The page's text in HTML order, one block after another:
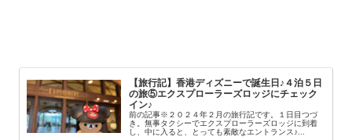
【旅行記】香港ディズニーで誕生日♪４泊５日
の旅⑤エクスプローラーズロッジにチェック
イン♪
前の記事※２０２４年２月の旅行記です。１日目つづ
き。無事タクシーでエクスプローラーズロッジに到着
し、中に入ると、とっても素敵なエントランス♪...